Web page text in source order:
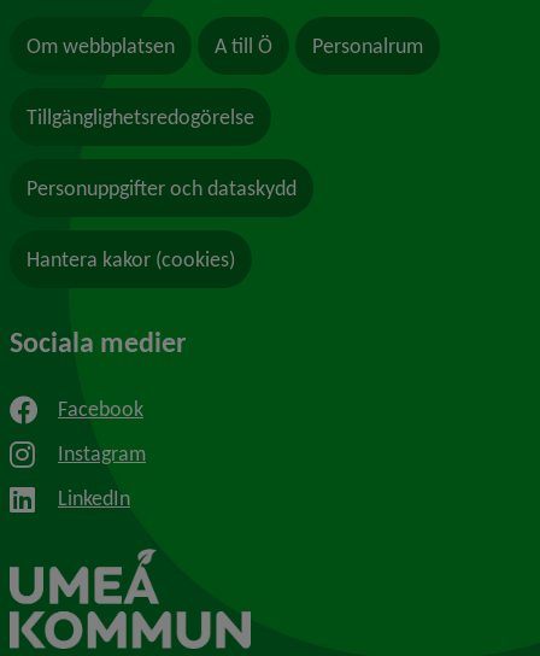
Om webbplatsen A till Ö Personalrum
Tillgänglighetsredogörelse
Personuppgifter och dataskydd
Hantera kakor (cookies)
Sociala medier
Facebook
Instagram
LinkedIn